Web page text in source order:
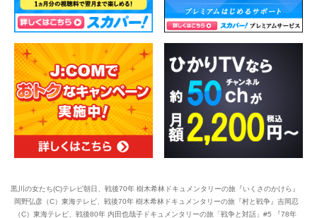
黒川の女たち(C)テレビ朝日、戦後70年 樹木希林ドキュメンタリーの旅『いくさのかけら』
岡野弘彦（C）東海テレビ、戦後70年 樹木希林ドキュメンタリーの旅『村と戦争』吉岡忍
（C）東海テレビ、戦後80年 内田也哉子ドキュメンタリーの旅「戦争と対話」#5 『78年